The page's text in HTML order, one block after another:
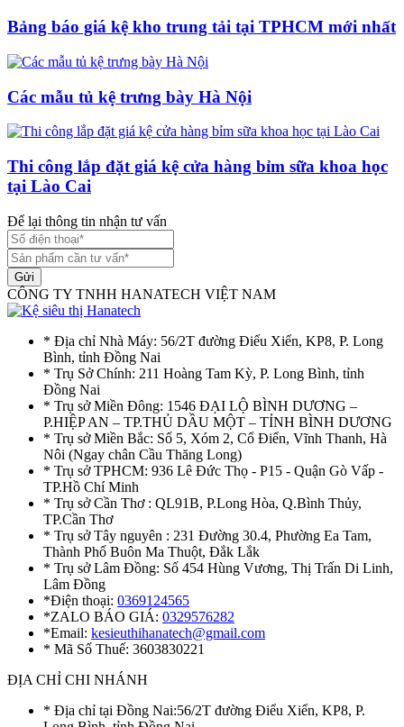
Bảng báo giá kệ kho trung tải tại TPHCM mới nhất
Các mẫu tủ kệ trưng bày Hà Nội
Thi công lắp đặt giá kệ cửa hàng bỉm sữa khoa học
tại Lào Cai
Để lại thông tin nhận tư vấn
Gửi
CÔNG TY TNHH HANATECH VIỆT NAM
* Địa chỉ Nhà Máy: 56/2T đường Điểu Xiển, KP8, P. Long
Bình, tỉnh Đồng Nai
* Trụ Sở Chính: 211 Hoàng Tam Kỳ, P. Long Bình, tỉnh
Đồng Nai
* Trụ sở Miền Đông: 1546 ĐẠI LỘ BÌNH DƯƠNG –
P.HIỆP AN – TP.THỦ DẦU MỘT – TỈNH BÌNH DƯƠNG
* Trụ sở Miền Bắc: Số 5, Xóm 2, Cổ Điển, Vĩnh Thanh, Hà
Nôi (Ngay chân Cầu Thăng Long)
* Trụ sở TPHCM: 936 Lê Đức Thọ - P15 - Quận Gò Vấp -
TP.Hồ Chí Minh
* Trụ sở Cần Thơ : QL91B, P.Long Hòa, Q.Bình Thủy,
TP.Cần Thơ
* Trụ sở Tây nguyên : 231 Đường 30.4, Phường Ea Tam,
Thành Phố Buôn Ma Thuột, Đắk Lắk
* Trụ sở Lâm Đồng: Số 454 Hùng Vương, Thị Trấn Di Linh,
Lâm Đồng
*Điện thoại: 0369124565
*ZALO BÁO GIÁ: 0329576282
*Email: kesieuthihanatech@gmail.com
* Mã Số Thuế: 3603830221
ĐỊA CHỈ CHI NHÁNH
* Địa chỉ tại Đồng Nai:56/2T đường Điểu Xiển, KP8, P.